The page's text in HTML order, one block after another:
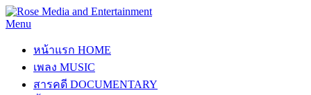
Menu
หน้าแรก HOME
เพลง MUSIC
สารคดี DOCUMENTARY